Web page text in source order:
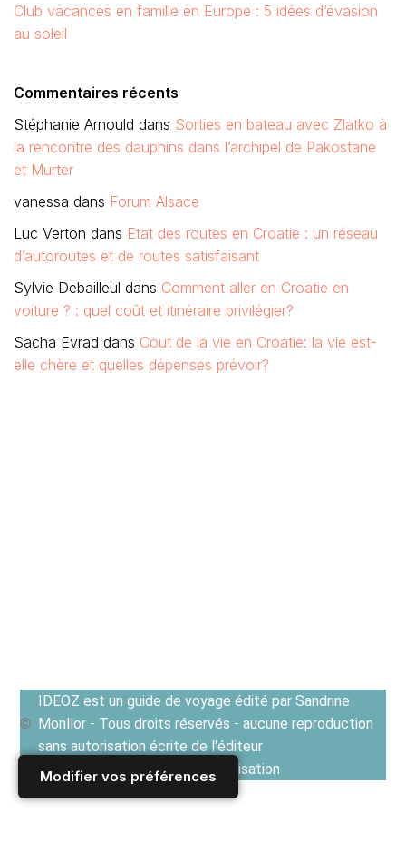
Modifier vos préférences
Club vacances en famille en Europe : 5 idées d’évasion
au soleil
Commentaires récents
Stéphanie Arnould dans Sorties en bateau avec Zlatko à
la rencontre des dauphins dans l’archipel de Pakostane
et Murter
vanessa dans Forum Alsace
Luc Verton dans Etat des routes en Croatie : un réseau
d’autoroutes et de routes satisfaisant
Sylvie Debailleul dans Comment aller en Croatie en
voiture ? : quel coût et itinéraire privilégier?
Sacha Evrad dans Cout de la vie en Croatie: la vie est-
elle chère et quelles dépenses prévoir?
IDEOZ est un guide de voyage édité par Sandrine
Monllor - Tous droits réservés - aucune reproduction
sans autorisation écrite de l'éditeur
Voir les Conditions générales d'utilisation